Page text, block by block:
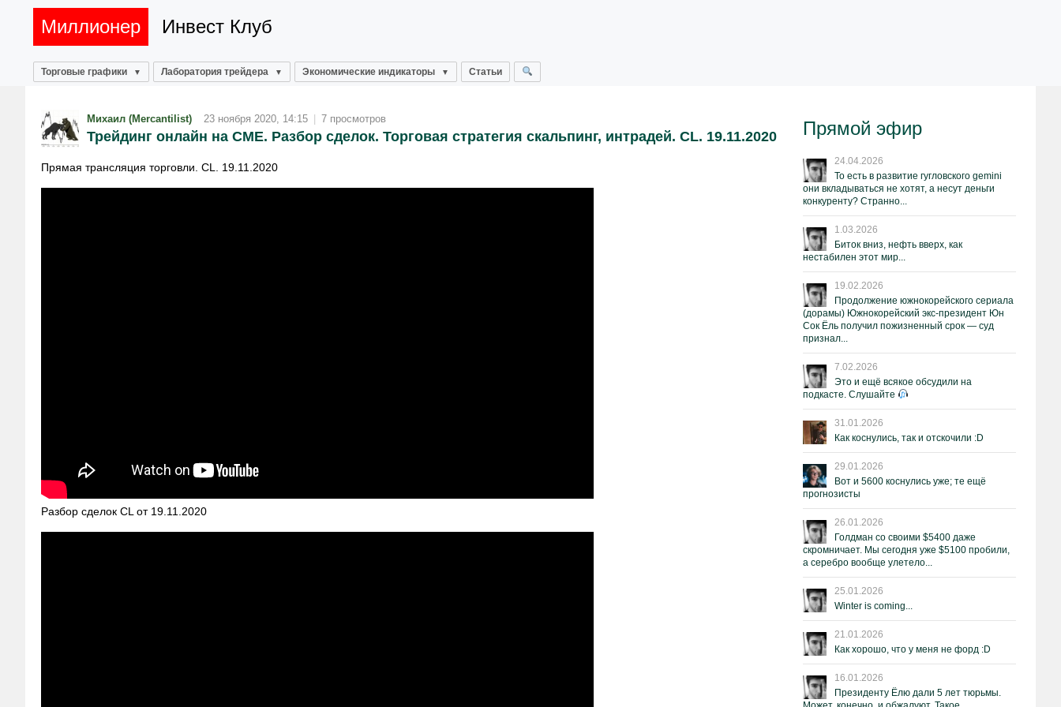
Миллионер Инвест Клуб
Торговые графики Лаборатория трейдера Экономические индикаторы Статьи
Михаил (Mercantilist) 23 ноября 2020, 14:15 | 7 просмотров
Трейдинг онлайн на CME. Разбор сделок. Торговая стратегия скальпинг, интрадей. CL. 19.11.2020
Прямая трансляция торговли. CL. 19.11.2020
Разбор сделок CL от 19.11.2020
Прямой эфир
24.04.2026
То есть в развитие гугловского gemini
они вкладываться не хотят, а несут деньги
конкуренту? Странно...
1.03.2026
Биток вниз, нефть вверх, как
нестабилен этот мир...
19.02.2026
Продолжение южнокорейского сериала
(дорамы) Южнокорейский экс-президент Юн
Сок Ёль получил пожизненный срок — суд
признал...
7.02.2026
Это и ещё всякое обсудили на
подкасте. Слушайте
31.01.2026
Как коснулись, так и отскочили :D
29.01.2026
Вот и 5600 коснулись уже; те ещё
прогнозисты
26.01.2026
Голдман со своими $5400 даже
скромничает. Мы сегодня уже $5100 пробили,
а серебро вообще улетело...
25.01.2026
Winter is coming...
21.01.2026
Как хорошо, что у меня не форд :D
16.01.2026
Президенту Ёлю дали 5 лет тюрьмы.